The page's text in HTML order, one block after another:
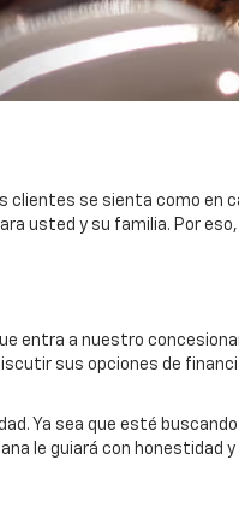
clientes se sienta como en
usted y su familia. Por
entra a nuestro
sus opciones de
Ya sea que esté
le guiará con honestidad